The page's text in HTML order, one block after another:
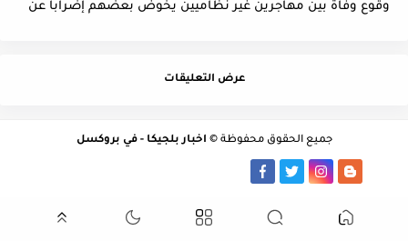
وقوع وفاة بين مهاجرين غير نظاميين يخوض بعضهم إضراباً عن
عرض التعليقات
جميع الحقوق محفوظة © اخبار بلجيكا - في بروكسل